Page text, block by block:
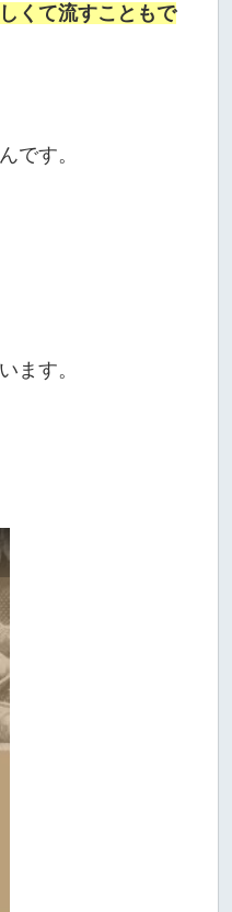
くて流すこともで
です。
ます。